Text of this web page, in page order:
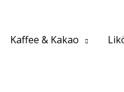
Kaffee & Kakao